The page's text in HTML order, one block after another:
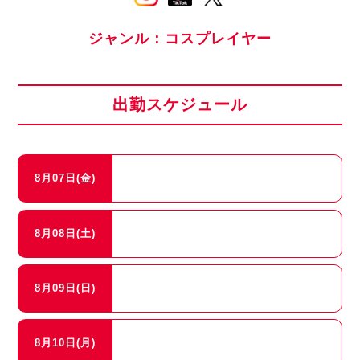
ジャンル：コスプレイヤー
出勤スケジュール
8月07日(金)
8月08日(土)
8月09日(日)
8月10日(月)